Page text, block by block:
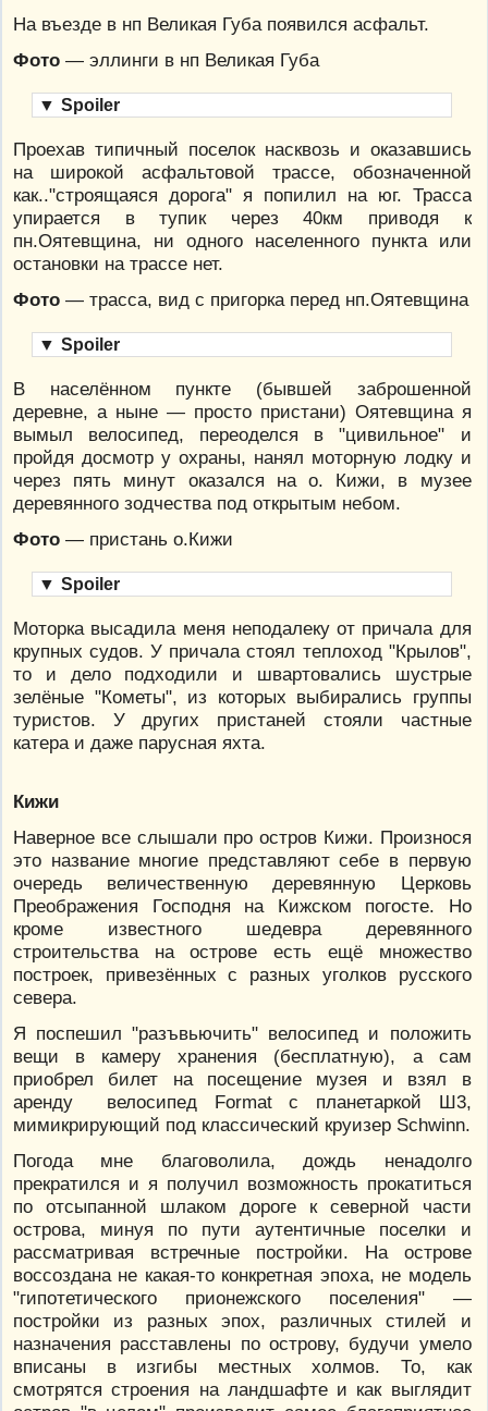
На въезде в нп Великая Губа появился асфальт.
Фото — эллинги в нп Великая Губа
▼ Spoiler
Проехав типичный поселок насквозь и оказавшись
на широкой асфальтовой трассе, обозначенной
как.."строящаяся дорога" я попилил на юг. Трасса
упирается в тупик через 40км приводя к
пн.Оятевщина, ни одного населенного пункта или
остановки на трассе нет.
Фото — трасса, вид с пригорка перед нп.Оятевщина
▼ Spoiler
В населённом пункте (бывшей заброшенной
деревне, а ныне — просто пристани) Оятевщина я
вымыл велосипед, переоделся в "цивильное" и
пройдя досмотр у охраны, нанял моторную лодку и
через пять минут оказался на о. Кижи, в музее
деревянного зодчества под открытым небом.
Фото — пристань о.Кижи
▼ Spoiler
Моторка высадила меня неподалеку от причала для
крупных судов. У причала стоял теплоход "Крылов",
то и дело подходили и швартовались шустрые
зелёные "Кометы", из которых выбирались группы
туристов. У других пристаней стояли частные
катера и даже парусная яхта.
Кижи
Наверное все слышали про остров Кижи. Произнося
это название многие представляют себе в первую
очередь величественную деревянную Церковь
Преображения Господня на Кижском погосте. Но
кроме известного шедевра деревянного
строительства на острове есть ещё множество
построек, привезённых с разных уголков русского
севера.
Я поспешил "разъвьючить" велосипед и положить
вещи в камеру хранения (бесплатную), а сам
приобрел билет на посещение музея и взял в
аренду велосипед Format с планетаркой Ш3,
мимикрирующий под классический круизер Schwinn.
Погода мне благоволила, дождь ненадолго
прекратился и я получил возможность прокатиться
по отсыпанной шлаком дороге к северной части
острова, минуя по пути аутентичные поселки и
рассматривая встречные постройки. На острове
воссоздана не какая-то конкретная эпоха, не модель
"гипотетического прионежского поселения" —
постройки из разных эпох, различных стилей и
назначения расставлены по острову, будучи умело
вписаны в изгибы местных холмов. То, как
смотрятся строения на ландшафте и как выглядит